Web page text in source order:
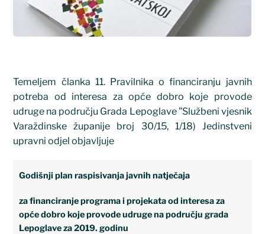
Temeljem članka 11. Pravilnika o financiranju javnih
potreba od interesa za opće dobro koje provode
udruge na području Grada Lepoglave ”Službeni vjesnik
Varaždinske županije broj 30/15, 1/18) Jedinstveni
upravni odjel objavljuje
Godišnji plan raspisivanja javnih natječaja
za financiranje programa i projekata od interesa za
opće dobro koje provode udruge na području grada
Lepoglave za 2019. godinu